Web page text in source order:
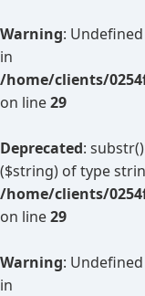
Warning: Undefined
in
/home/clients/
on line29
Deprecated:
($string) of type
/home/clients/
on line29
Warning: Undefined
in